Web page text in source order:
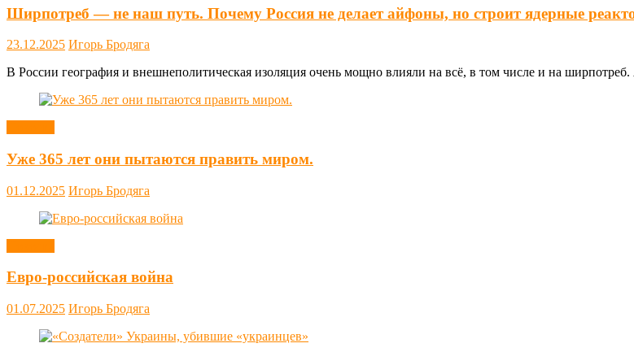
Ширпотреб — не наш путь. Почему Россия не делает айфоны, но строит ядерные
23.12.2025 Игорь Бродяга
В России география и внешнеполитическая изоляция очень мощно влияли на всё, в том числе и на ширпотреб.
Уже 365 лет они пытаются править миром.
01.12.2025 Игорь Бродяга
Евро-российская война
01.07.2025 Игорь Бродяга